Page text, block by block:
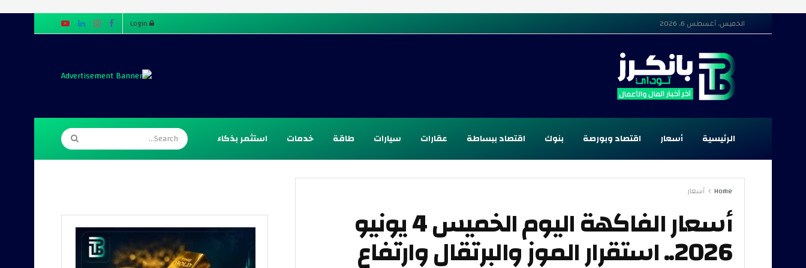
الخميس, أغسطس 6, 2026
الرئيسية أسعار اقتصاد وبورصة بنوك اقتصاد ببساطة عقارات سيارات طاقة خدمات استثمر بذكاء
Home أسعار
أسعار الفاكهة اليوم الخميس 4 يونيو
2026.. استقرار الموز والبرتقال وارتفاع